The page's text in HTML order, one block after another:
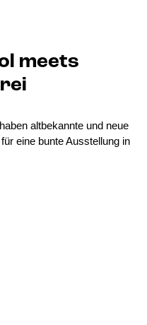
meets
altbekannte und neue
eine bunte Ausstellung in